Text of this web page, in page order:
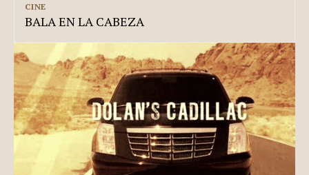
CINE
BALA EN LA CABEZA